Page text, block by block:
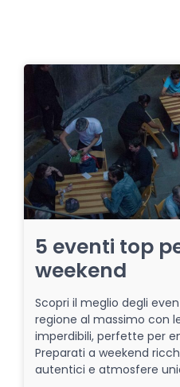
5 eventi top
weekend
Scopri il meglio degli
regione al massimo con
imperdibili, perfette per
Preparati a weekend
autentici e atmosfere